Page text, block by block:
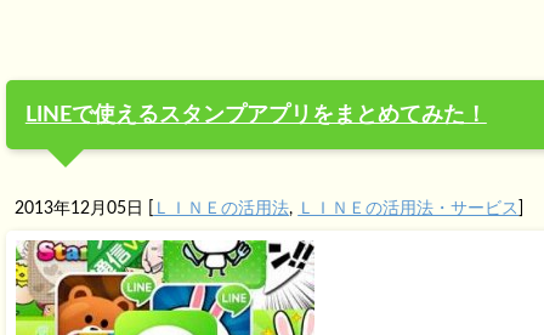
LINEで使えるスタンプアプリをまとめてみた！
2013年12月05日 ＬＩＮＥの活用法, ＬＩＮＥの活用法・サービス